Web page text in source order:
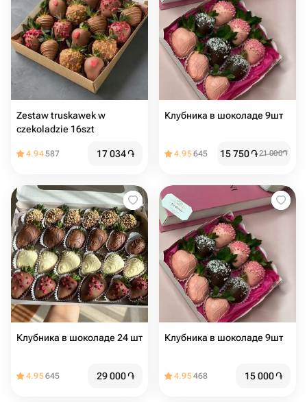
Zestaw truskawek w
czekoladzie 16szt
4.94587 17 034֏
Клубника в шоколаде 9шт
4.95645 15 750֏21 000֏
Клубника в шоколаде 24 шт
4.95645 29 000֏
Клубника в шоколаде 9шт
4.95468 15 000֏